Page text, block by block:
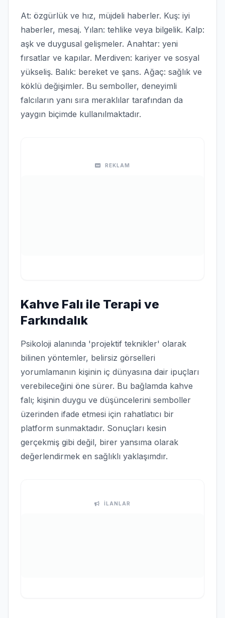
At: özgürlük ve hız, müjdeli haberler. Kuş: iyi
haberler, mesaj. Yılan: tehlike veya bilgelik. Kalp:
aşk ve duygusal gelişmeler. Anahtar: yeni
fırsatlar ve kapılar. Merdiven: kariyer ve sosyal
yükseliş. Balık: bereket ve şans. Ağaç: sağlık ve
köklü değişimler. Bu semboller, deneyimli
falcıların yanı sıra meraklılar tarafından da
yaygın biçimde kullanılmaktadır.
REKLAM
Kahve Falı ile Terapi ve
Farkındalık
Psikoloji alanında 'projektif teknikler' olarak
bilinen yöntemler, belirsiz görselleri
yorumlamanın kişinin iç dünyasına dair ipuçları
verebileceğini öne sürer. Bu bağlamda kahve
falı; kişinin duygu ve düşüncelerini semboller
üzerinden ifade etmesi için rahatlatıcı bir
platform sunmaktadır. Sonuçları kesin
gerçekmiş gibi değil, birer yansıma olarak
değerlendirmek en sağlıklı yaklaşımdır.
İLANLAR